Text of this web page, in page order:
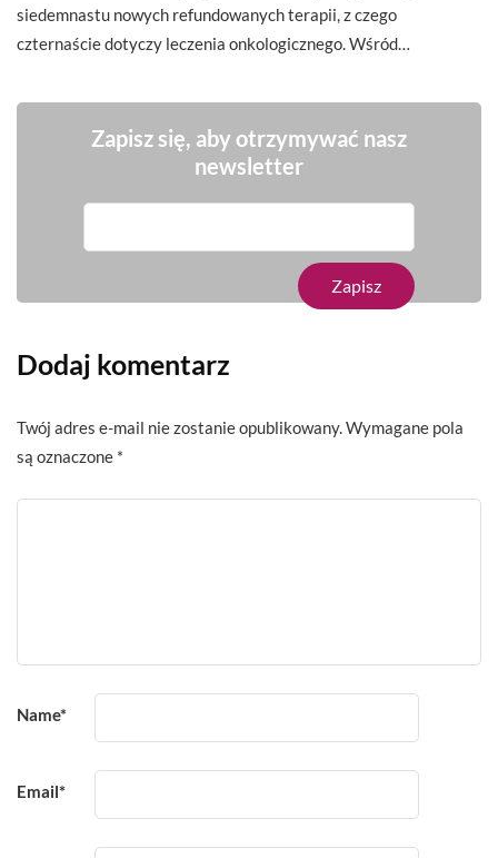
siedemnastu nowych refundowanych terapii, z czego
czternaście dotyczy leczenia onkologicznego. Wśród…
Zapisz się, aby otrzymywać nasz
newsletter
Dodaj komentarz
Twój adres e-mail nie zostanie opublikowany. Wymagane pola
są oznaczone *
Name*
Email*